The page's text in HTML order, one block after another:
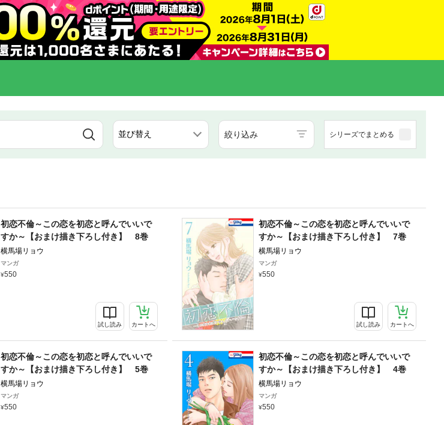
絞り込み シリーズでまとめる
初恋不倫～この恋を初恋と呼んでいいで
すか～【おまけ描き下ろし付き】 8巻
横馬場リョウ
マンガ
550
試し読み カートへ
初恋不倫～この恋を初恋と呼んでいいで
すか～【おまけ描き下ろし付き】 7巻
横馬場リョウ
マンガ
550
試し読み カートへ
初恋不倫～この恋を初恋と呼んでいいで
すか～【おまけ描き下ろし付き】 5巻
横馬場リョウ
マンガ
550
初恋不倫～この恋を初恋と呼んでいいで
すか～【おまけ描き下ろし付き】 4巻
横馬場リョウ
マンガ
550